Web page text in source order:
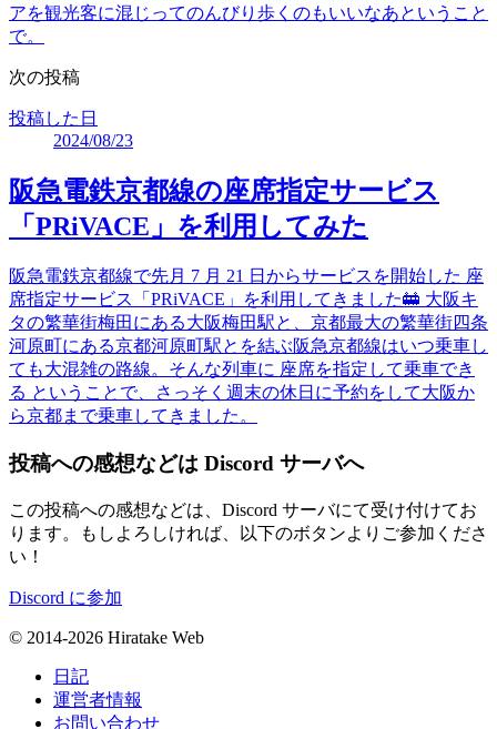
アを観光客に混じってのんびり歩くのもいいなあということ
で。
次の投稿
投稿した日
2024/08/23
阪急電鉄京都線の座席指定サービス
「PRiVACE」を利用してみた
阪急電鉄京都線で先月 7 月 21 日からサービスを開始した 座
席指定サービス「PRiVACE」を利用してきました🚋 大阪キ
タの繁華街梅田にある大阪梅田駅と、京都最大の繁華街四条
河原町にある京都河原町駅とを結ぶ阪急京都線はいつ乗車し
ても大混雑の路線。そんな列車に 座席を指定して乗車でき
る ということで、さっそく週末の休日に予約をして大阪か
ら京都まで乗車してきました。
投稿への感想などは Discord サーバへ
この投稿への感想などは、Discord サーバにて受け付けてお
ります。もしよろしければ、以下のボタンよりご参加くださ
い！
Discord に参加
© 2014-2026 Hiratake Web
日記
運営者情報
お問い合わせ